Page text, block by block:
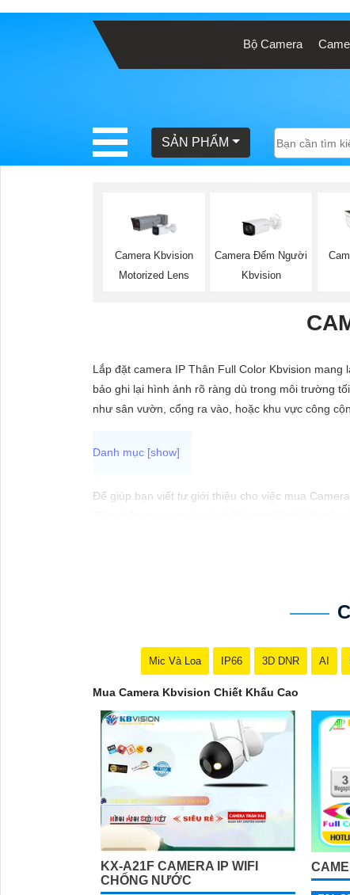
Bộ Camera
SẢN PHẨM
Camera Kbvision
Motorized Lens
Camera Đếm Người
Kbvision
Lắp đặt camera IP Thân Full Color Kbvision
bảo ghi lại hình ảnh rõ ràng dù trong môi trường
như sân vườn, cổng ra vào, hoặc khu vực công
Để giúp bạn viết tư giới thiệu cho việc mua
hàng đầu, Camera Kbvision mang đến cho bạn
Hãy đầu tư vào Camera Kbvision và yên tâm bảo
Mic Và Loa IP66 3D DNR AI
Mua Camera Kbvision Chiết Khấu Cao
KX-A21F CAMERA IP WIFI
CHỐNG NƯỚC